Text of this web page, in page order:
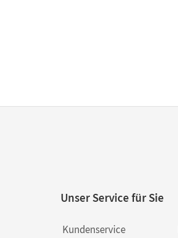
Unser Service für Sie
Kundenservice